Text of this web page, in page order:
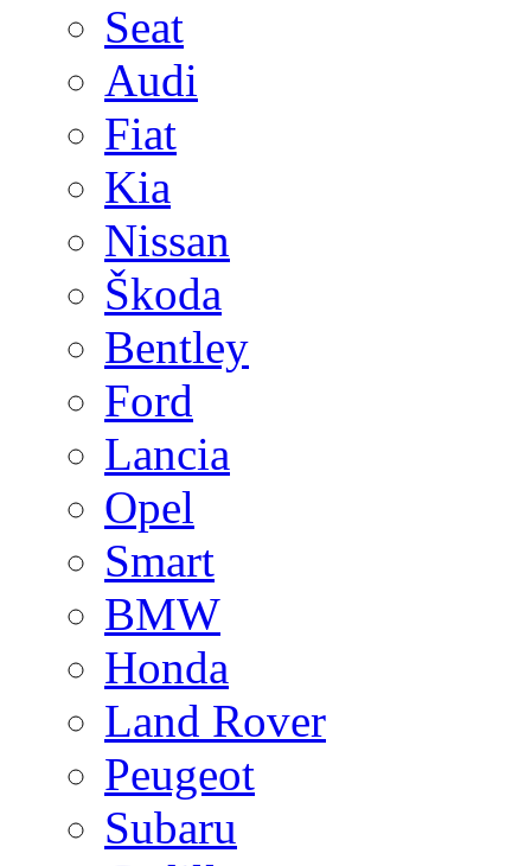
Seat
Audi
Fiat
Kia
Nissan
Škoda
Bentley
Ford
Lancia
Opel
Smart
BMW
Honda
Land Rover
Peugeot
Subaru